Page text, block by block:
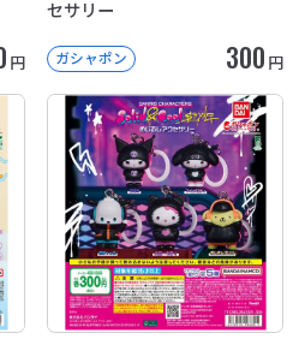
円
セサリー
ガシャポン 300 円